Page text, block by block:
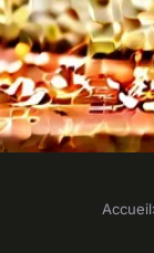
Accueil